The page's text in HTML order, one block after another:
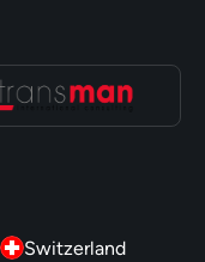
Switzerland